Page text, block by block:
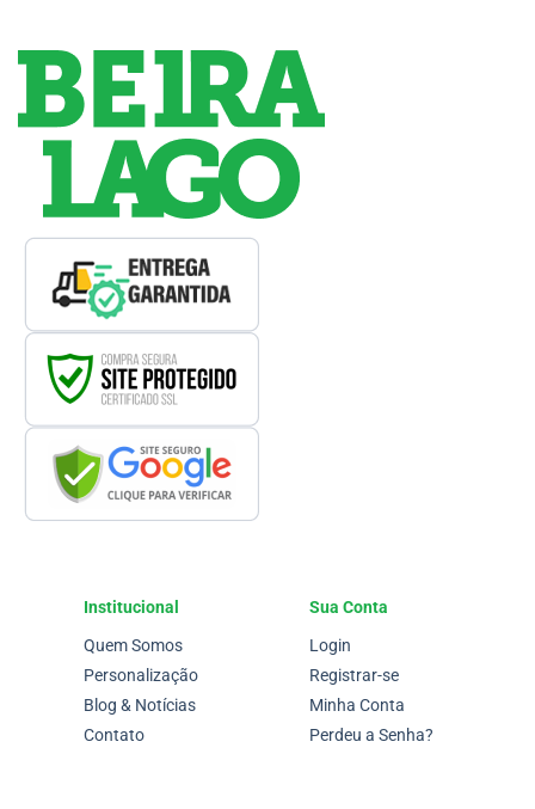
Institucional
Quem Somos
Personalização
Blog & Notícias
Contato
Sua Conta
Login
Registrar-se
Minha Conta
Perdeu a Senha?